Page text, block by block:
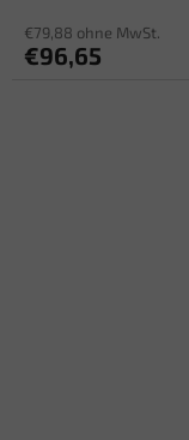
€79,88 ohne MwSt.
€96,65